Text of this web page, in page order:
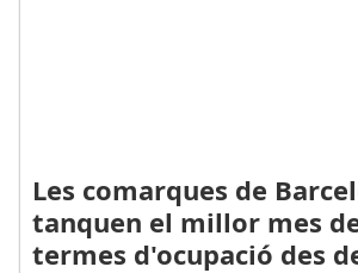
Les comarques de
tanquen el millor mes
termes d'ocupació des